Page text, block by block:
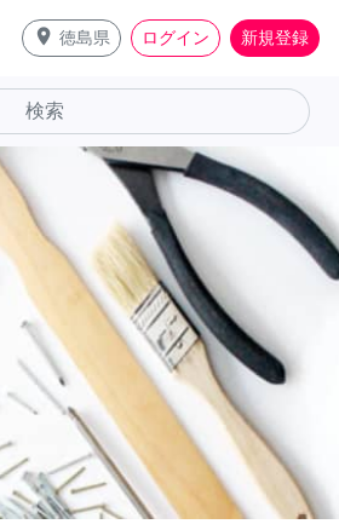
place 徳島県 ログイン 新規登録